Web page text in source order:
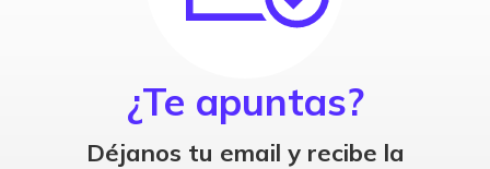
¿Te apuntas?
Déjanos tu email y recibe la